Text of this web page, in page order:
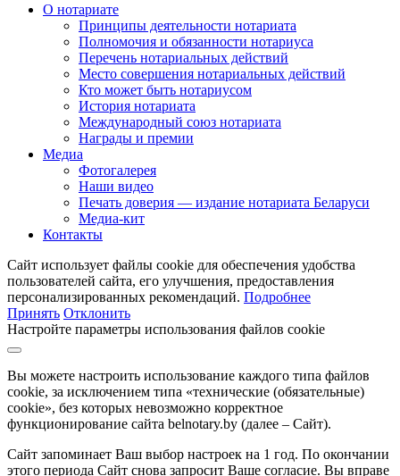
О нотариате
Принципы деятельности нотариата
Полномочия и обязанности нотариуса
Перечень нотариальных действий
Место совершения нотариальных действий
Кто может быть нотариусом
История нотариата
Международный союз нотариата
Награды и премии
Медиа
Фотогалерея
Наши видео
Печать доверия — издание нотариата Беларуси
Медиа-кит
Контакты
Сайт использует файлы cookie для обеспечения удобства
пользователей сайта, его улучшения, предоставления
персонализированных рекомендаций. Подробнее
Принять Отклонить
Настройте параметры использования файлов cookie
Вы можете настроить использование каждого типа файлов
cookie, за исключением типа «технические (обязательные)
cookie», без которых невозможно корректное
функционирование сайта belnotary.by (далее – Сайт).
Сайт запоминает Ваш выбор настроек на 1 год. По окончании
этого периода Сайт снова запросит Ваше согласие. Вы вправе